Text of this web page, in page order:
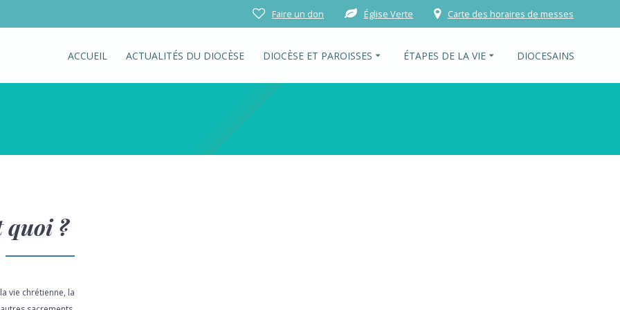
Faire un don Église Verte Carte des horaires de messes
ACCUEIL ACTUALITÉS DU DIOCÈSE DIOCÈSE ET PAROISSES ÉTAPES DE LA VIE DIOCESAINS
quoi ?
vie chrétienne, la